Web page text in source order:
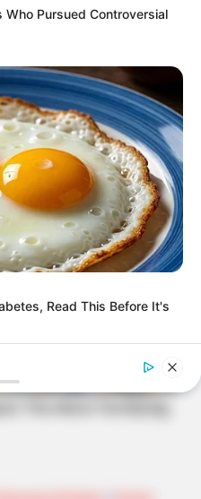
Pursued Controversial
Read This Before It's